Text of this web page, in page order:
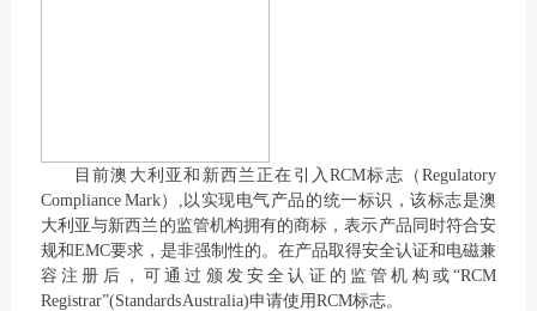
目前澳大利亚和新西兰正在引入RCM标志（Regulatory
Compliance Mark）,以实现电气产品的统一标识，该标志是澳
大利亚与新西兰的监管机构拥有的商标，表示产品同时符合安
规和EMC要求，是非强制性的。在产品取得安全认证和电磁兼
容注册后，可通过颁发安全认证的监管机构或“RCM
Registrar”(Standards Australia)申请使用RCM标志。